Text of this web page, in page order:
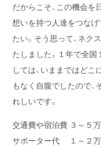
だからこそ、この機会を
想いを持つ人達をつな
たい。そう思って、ネク
たしました。１年で全国
しては、いままではど
もなく自腹でしたので
れしいです。
交通費や宿泊費 ３～５
サポーター代 １～２万